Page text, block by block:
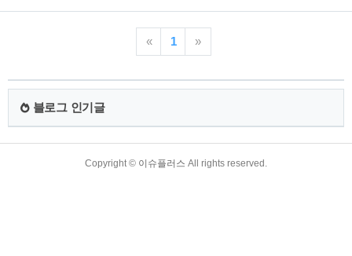
더 있습니다. 당장 3월부터 입주자 모집 예정이라고 하니 알아
보도록 하겠습니다! 1. 특화형 전세임대란 2. 특화형 전세임대주
임대 보증금 지원한도 5. 특화형 전세임대 입주자 모집(3월) 1.
특화형 전세임대란 - 기존 전세임대 사업 보증금 95% 국비지원
에 더해 입주자 부담 주거비용(보증금 또는 월세)과 기관별 특화
« 1 »
블로그 인기글
Copyright © 이슈플러스 All rights reserved.
TistoryWhaleSkin3.4